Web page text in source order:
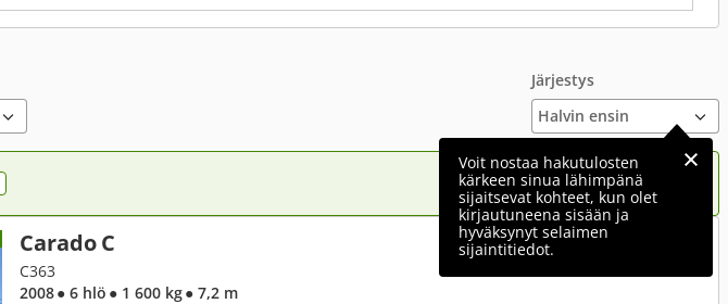
Järjestys
Voit nostaa hakutulosten
kärkeen sinua lähimpänä
sijaitsevat kohteet, kun olet
kirjautuneena sisään ja
hyväksynyt selaimen
sijaintitiedot.
Carado C
C363
2008● 6 hlö ● 1 600 kg● 7,2 m